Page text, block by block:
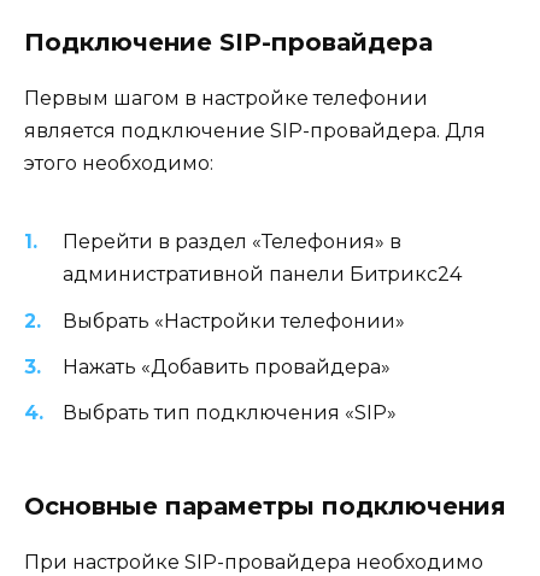
Подключение SIP-провайдера
Первым шагом в настройке телефонии
является подключение SIP-провайдера. Для
этого необходимо:
Перейти в раздел «Телефония» в
административной панели Битрикс24
Выбрать «Настройки телефонии»
Нажать «Добавить провайдера»
Выбрать тип подключения «SIP»
Основные параметры подключения
При настройке SIP-провайдера необходимо